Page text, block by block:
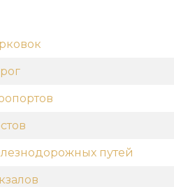
путей